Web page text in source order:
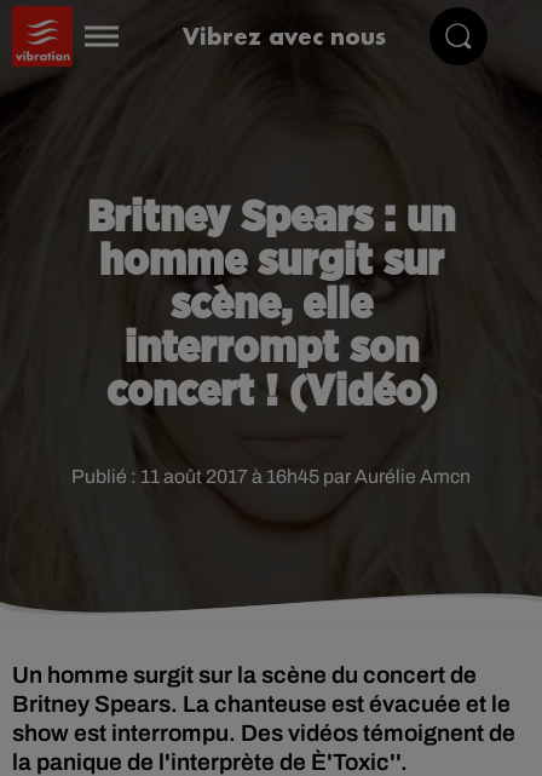
Vibrez avec nous
Britney Spears : un
homme surgit sur
scène, elle
interrompt son
concert ! (Vidéo)
Publié : 11 août 2017 à 16h45 par Aurélie Amcn
Un homme surgit sur la scène du concert de
Britney Spears. La chanteuse est évacuée et le
show est interrompu. Des vidéos témoignent de
la panique de l'interprète de È'Toxic''.